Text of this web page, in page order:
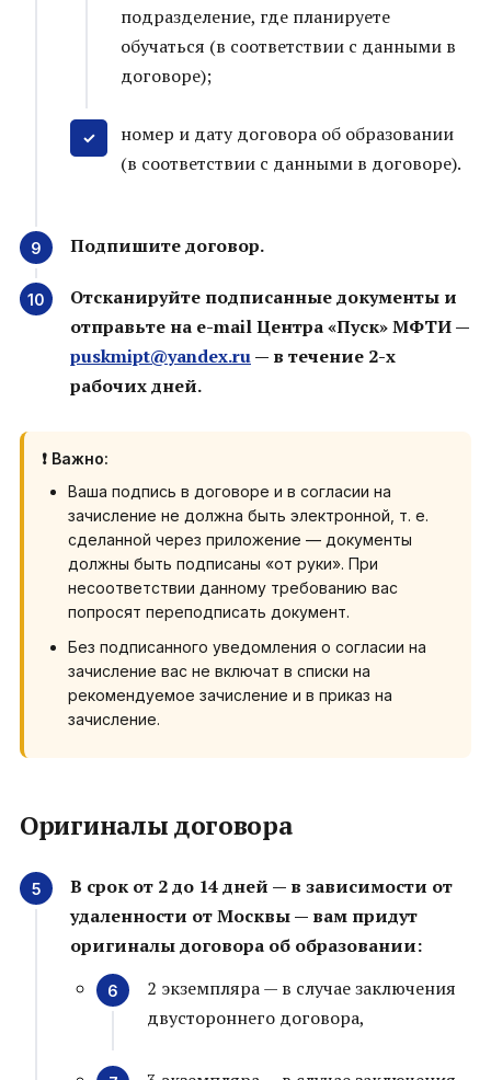
подразделение, где планируете
обучаться (в соответствии с данными в
договоре);
номер и дату договора об образовании
(в соответствии с данными в договоре).
Подпишите договор.
Отсканируйте подписанные документы и
отправьте на e-mail Центра «Пуск» МФТИ —
puskmipt@yandex.ru— в течение 2-х
рабочих дней.
❗ Важно:
Ваша подпись в договоре и в согласии на
зачисление не должна быть электронной, т. е.
сделанной через приложение — документы
должны быть подписаны «от руки». При
несоответствии данному требованию вас
попросят переподписать документ.
Без подписанного уведомления о согласии на
зачисление вас не включат в списки на
рекомендуемое зачисление и в приказ на
зачисление.
Оригиналы договора
В срок от 2 до 14 дней — в зависимости от
удаленности от Москвы — вам придут
оригиналы договора об образовании:
2 экземпляра — в случае заключения
двустороннего договора,